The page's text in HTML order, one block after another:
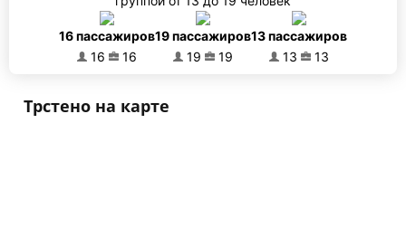
16 пассажиров
16
16
19 пассажиров
19
19
13 пассажиров
13
13
Трстено на карте